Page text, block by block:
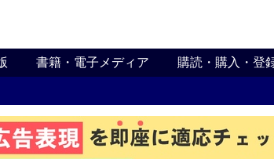
書籍・電子メディア 購読・購入・登